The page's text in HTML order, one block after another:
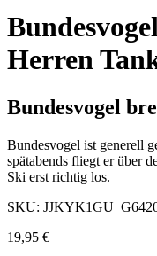
Herren
Bundesvogel
Bundesvogel ist generell
spätabends fliegt er über
Ski erst richtig los.
SKU:
19,95 €